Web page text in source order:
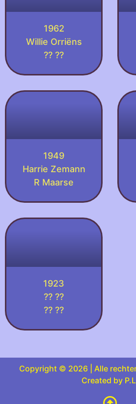
1962
Willie Orriëns
?? ??
1949
Harrie Zemann
R Maarse
1923
?? ??
?? ??
Copyright © 2026 | Alle
Created by